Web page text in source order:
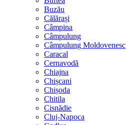
Buzău
Călărași
Câmpina
Câmpulung
Câmpulung Moldovenesc
Caracal
Cernavodă
Chiajna
Chișcani
Chișoda
Chitila
Cisnădie
Cluj-Napoca